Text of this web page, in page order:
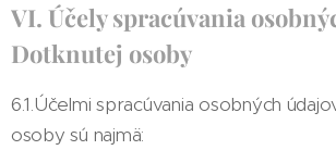
VI. Účely spracúvania
Dotknutej osoby
6.1.Účelmi spracúvania osobných
osoby sú najmä: